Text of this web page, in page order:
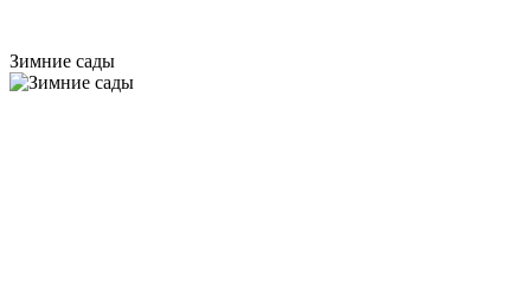
Зимние сады